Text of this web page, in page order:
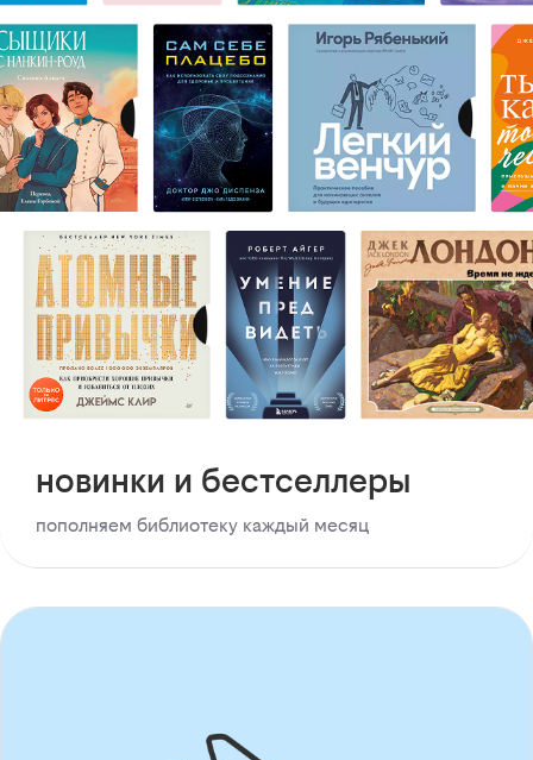
новинки и бестселлеры
пополняем библиотеку каждый месяц